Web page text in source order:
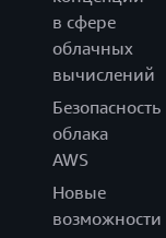
в сфере
облачных
вычислений
Безопасность
облака
AWS
Новые
возможности